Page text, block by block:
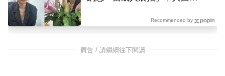
Recommended by
廣告 / 請繼續往下閱讀